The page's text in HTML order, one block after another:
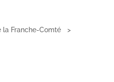
la Franche-Comté